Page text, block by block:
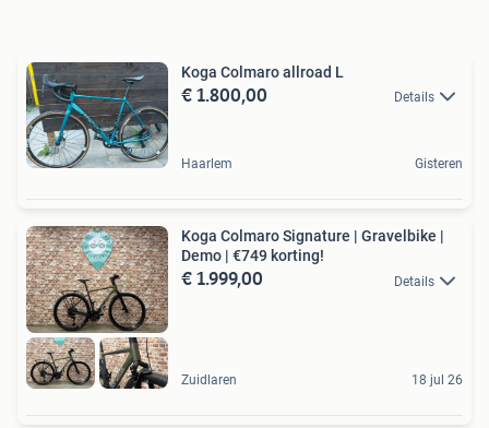
Koga Colmaro allroad L
€ 1.800,00 Details
Haarlem Gisteren
Koga Colmaro Signature | Gravelbike |
Demo | €749 korting!
€ 1.999,00 Details
Zuidlaren 18 jul 26